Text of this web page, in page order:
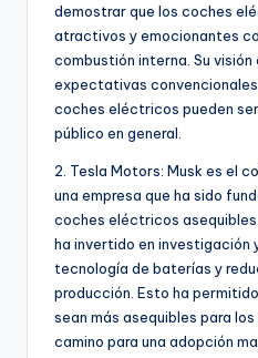
demostrar que los coches
atractivos y emocionantes
combustión interna. Su
expectativas
coches eléctricos pueden
público en general.
2. Tesla Motors: Musk es el
una empresa que ha sido
coches eléctricos
ha invertido en investigación
tecnología de baterías y
producción. Esto ha
sean más asequibles para
camino para una adopción